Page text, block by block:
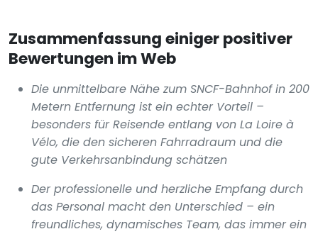
Zusammenfassung einiger positiver
Bewertungen im Web
Die unmittelbare Nähe zum SNCF-Bahnhof in 200
Metern Entfernung ist ein echter Vorteil –
besonders für Reisende entlang von La Loire à
Vélo, die den sicheren Fahrradraum und die
gute Verkehrsanbindung schätzen
Der professionelle und herzliche Empfang durch
das Personal macht den Unterschied – ein
freundliches, dynamisches Team, das immer ein